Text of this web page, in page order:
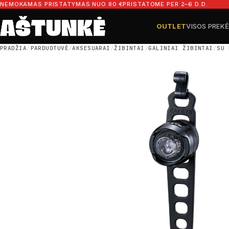
Pereiti prie turinio
NEMOKAMAS PRISTATYMAS NUO 80 €PRISTATOME PER 2–6 D.D.
OUTLETVISOS
Ieškoti dalių
Ieškoti
PRADŽIA/PARDUOTUVĖ/AKSESUARAI /ŽIBINTAI /GALINIAI ŽIBINTAI /SU